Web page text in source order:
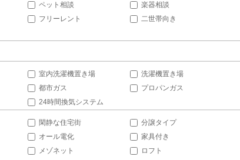
ペット相談
楽器相談
フリーレント
二世帯向き
室内洗濯機置き場
洗濯機置き場
都市ガス
プロパンガス
24時間換気システム
閑静な住宅街
分譲タイプ
オール電化
家具付き
メゾネット
ロフト